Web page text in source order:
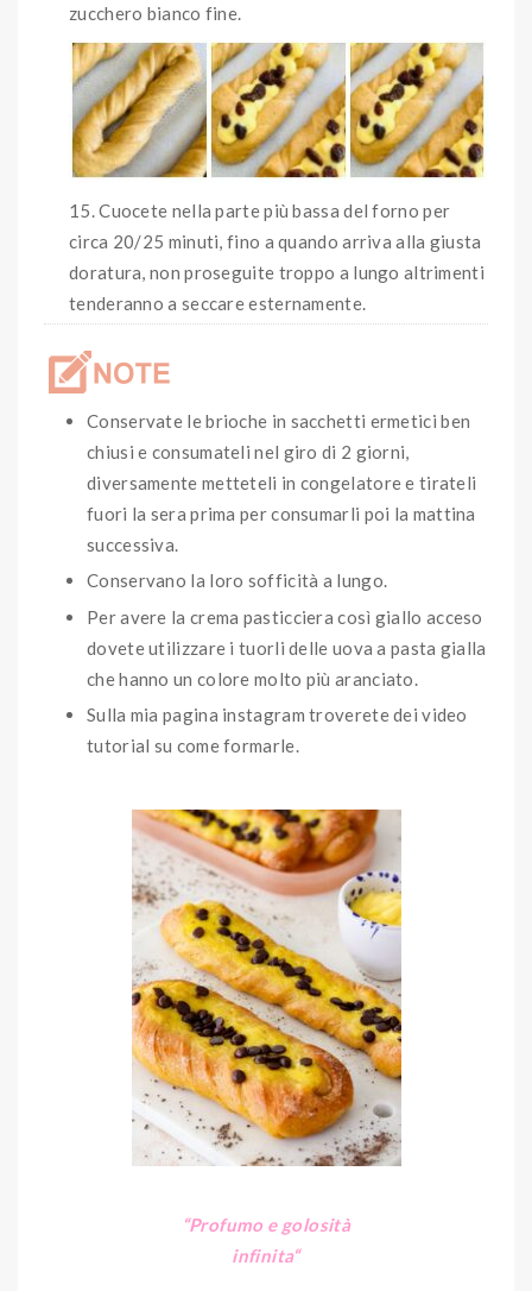
zucchero bianco fine.
Cuocete nella parte più bassa del forno per
circa 20/25 minuti, fino a quando arriva alla giusta
doratura, non proseguite troppo a lungo altrimenti
tenderanno a seccare esternamente.
Conservate le brioche in sacchetti ermetici ben
chiusi e consumateli nel giro di 2 giorni,
diversamente metteteli in congelatore e tirateli
fuori la sera prima per consumarli poi la mattina
successiva.
Conservano la loro sofficità a lungo.
Per avere la crema pasticciera così giallo acceso
dovete utilizzare i tuorli delle uova a pasta gialla
che hanno un colore molto più aranciato.
Sulla mia pagina instagram troverete dei video
tutorial su come formarle.
“Profumo e golosità
infinita“